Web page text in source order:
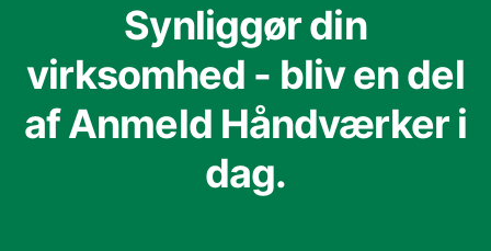
Synliggør din
virksomhed - bliv en del
af Anmeld Håndværker i
dag.